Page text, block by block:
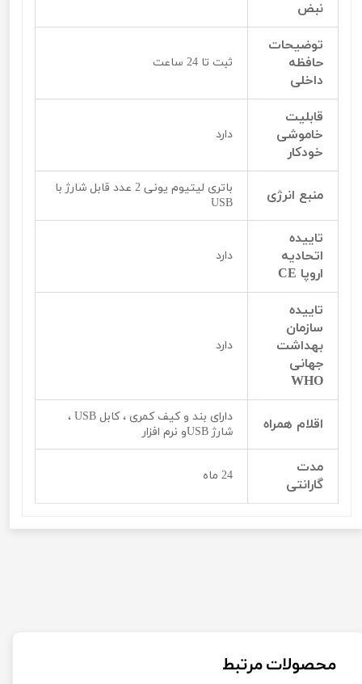
نبض
توضیحات
حافظه
داخلی
ثبت تا 24 ساعت
قابلیت
خاموشی
خودکار
دارد
منبع انرژی
باتری لیتیوم یونی 2 عدد قابل شارژ با
USB
تاییده
اتحادیه
اروپا CE
دارد
تاییده
سازمان
بهداشت
جهانی
WHO
دارد
اقلام همراه
دارای بند و کیف کمری ، کابل USB ،
شارژ USBو نرم افزار
مدت
گارانتی
24 ماه
محصولات مرتبط